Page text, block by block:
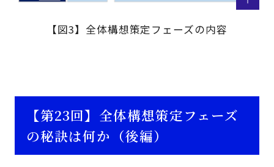
【図3】全体構想策定フェーズの内容
【第23回】全体構想策定フェーズ
の秘訣は何か（後編）